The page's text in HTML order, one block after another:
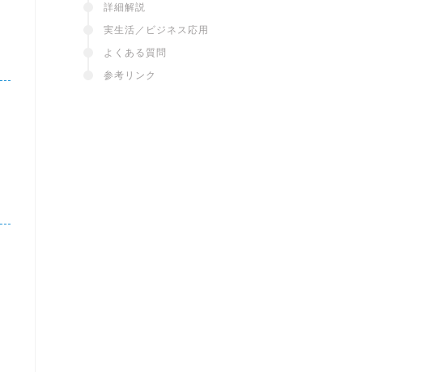
詳細解説
実生活／ビジネス応用
よくある質問
参考リンク